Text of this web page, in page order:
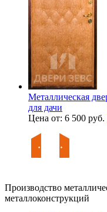
Металлическая
для дачи
Цена от: 6 500 руб.
Производство
металлоконструкций